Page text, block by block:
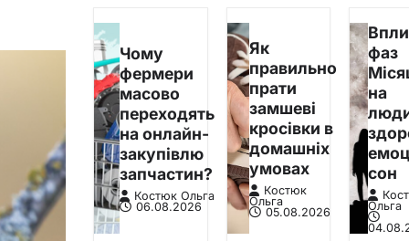
Чому
фермери
масово
переходять
на онлайн-
закупівлю
запчастин?
Костюк Ольга
06.08.2026
Як
правильно
прати
замшеві
кросівки в
домашніх
умовах
Костюк
Ольга
05.08.2026
фаз
на
сон
Ольга